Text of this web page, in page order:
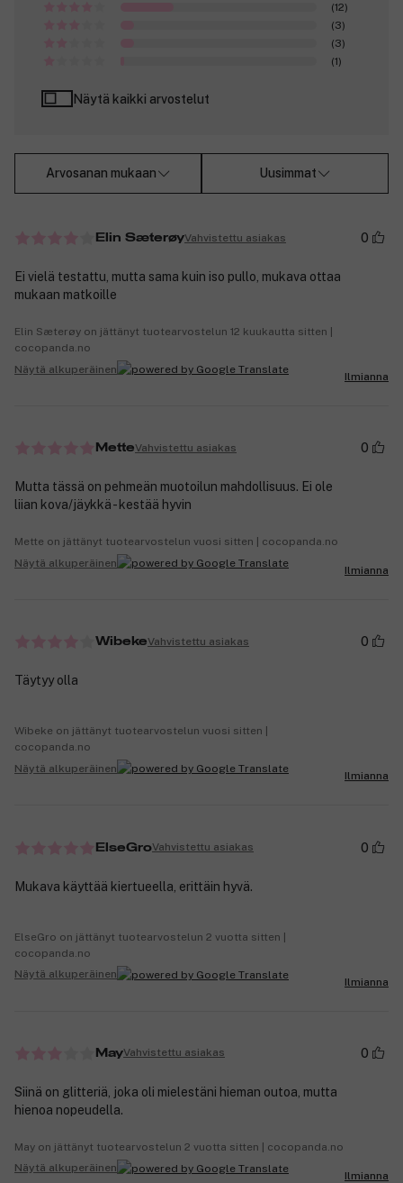
(12)
(3)
(3)
(1)
Näytä kaikki arvostelut
Arvosanan mukaan Uusimmat
Elin SæterøyVahvistettu asiakas 0
Ei vielä testattu, mutta sama kuin iso pullo, mukava ottaa
mukaan matkoille
Elin Sæterøy on jättänyt tuotearvostelun 12 kuukautta sitten |
cocopanda.no
Näytä alkuperäinen
Ilmianna
MetteVahvistettu asiakas 0
Mutta tässä on pehmeän muotoilun mahdollisuus. Ei ole
liian kova/jäykkä - kestää hyvin
Mette on jättänyt tuotearvostelun vuosi sitten | cocopanda.no
Näytä alkuperäinen
Ilmianna
WibekeVahvistettu asiakas 0
Täytyy olla
Wibeke on jättänyt tuotearvostelun vuosi sitten |
cocopanda.no
Näytä alkuperäinen
Ilmianna
ElseGroVahvistettu asiakas 0
Mukava käyttää kiertueella, erittäin hyvä.
ElseGro on jättänyt tuotearvostelun 2 vuotta sitten |
cocopanda.no
Näytä alkuperäinen
Ilmianna
MayVahvistettu asiakas 0
Siinä on glitteriä, joka oli mielestäni hieman outoa, mutta
hienoa nopeudella.
May on jättänyt tuotearvostelun 2 vuotta sitten | cocopanda.no
Näytä alkuperäinen
Ilmianna